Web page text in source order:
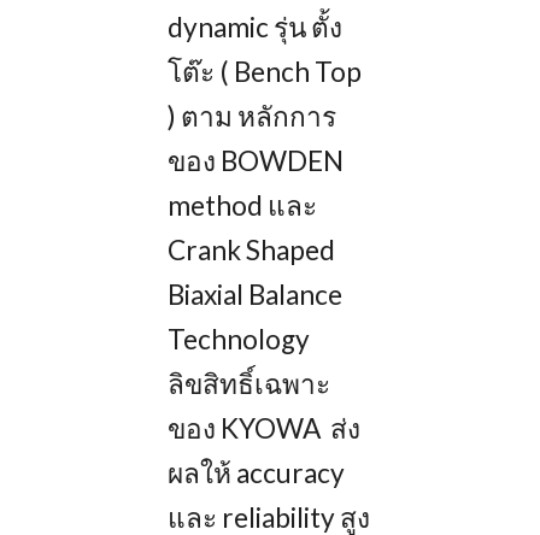
dynamic รุ่น ตั้ง
โต๊ะ ( Bench Top
) ตาม หลักการ
ของ BOWDEN
method และ
Crank Shaped
Biaxial Balance
Technology
ลิขสิทธิ์เฉพาะ
ของ KYOWA ส่ง
ผลให้ accuracy
และ reliability สูง